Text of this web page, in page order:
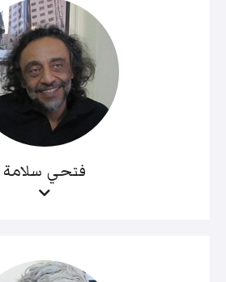
فتحي سلامة